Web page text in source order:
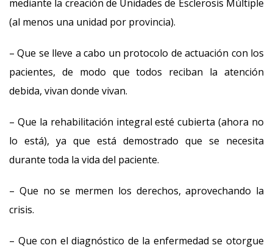
mediante la creación de Unidades de Esclerosis Múltiple
(al menos una unidad por provincia).
– Que se lleve a cabo un protocolo de actuación con los
pacientes, de modo que todos reciban la atención
debida, vivan donde vivan.
– Que la rehabilitación integral esté cubierta (ahora no
lo está), ya que está demostrado que se necesita
durante toda la vida del paciente.
– Que no se mermen los derechos, aprovechando la
crisis.
– Que con el diagnóstico de la enfermedad se otorgue